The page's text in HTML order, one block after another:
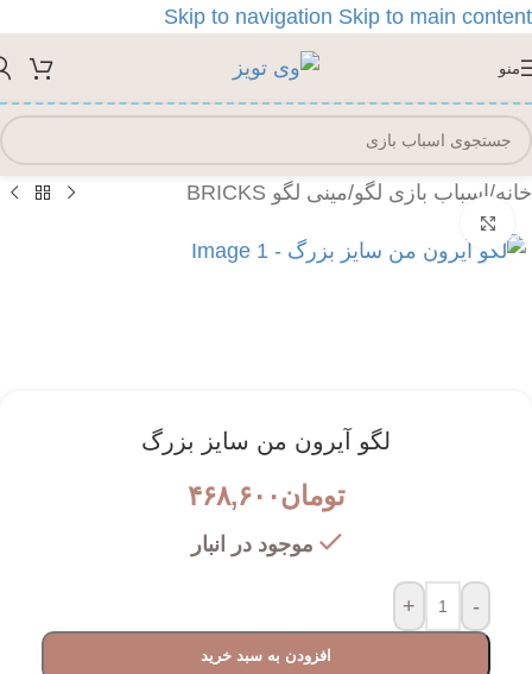
Skip to navigation Skip to main content
منو
خانه/اسباب بازی لگو/مینی لگو BRICKS
لگو آیرون من سایز بزرگ
تومان۴۶۸,۶۰۰
موجود در انبار
-
+
افزودن به سبد خرید